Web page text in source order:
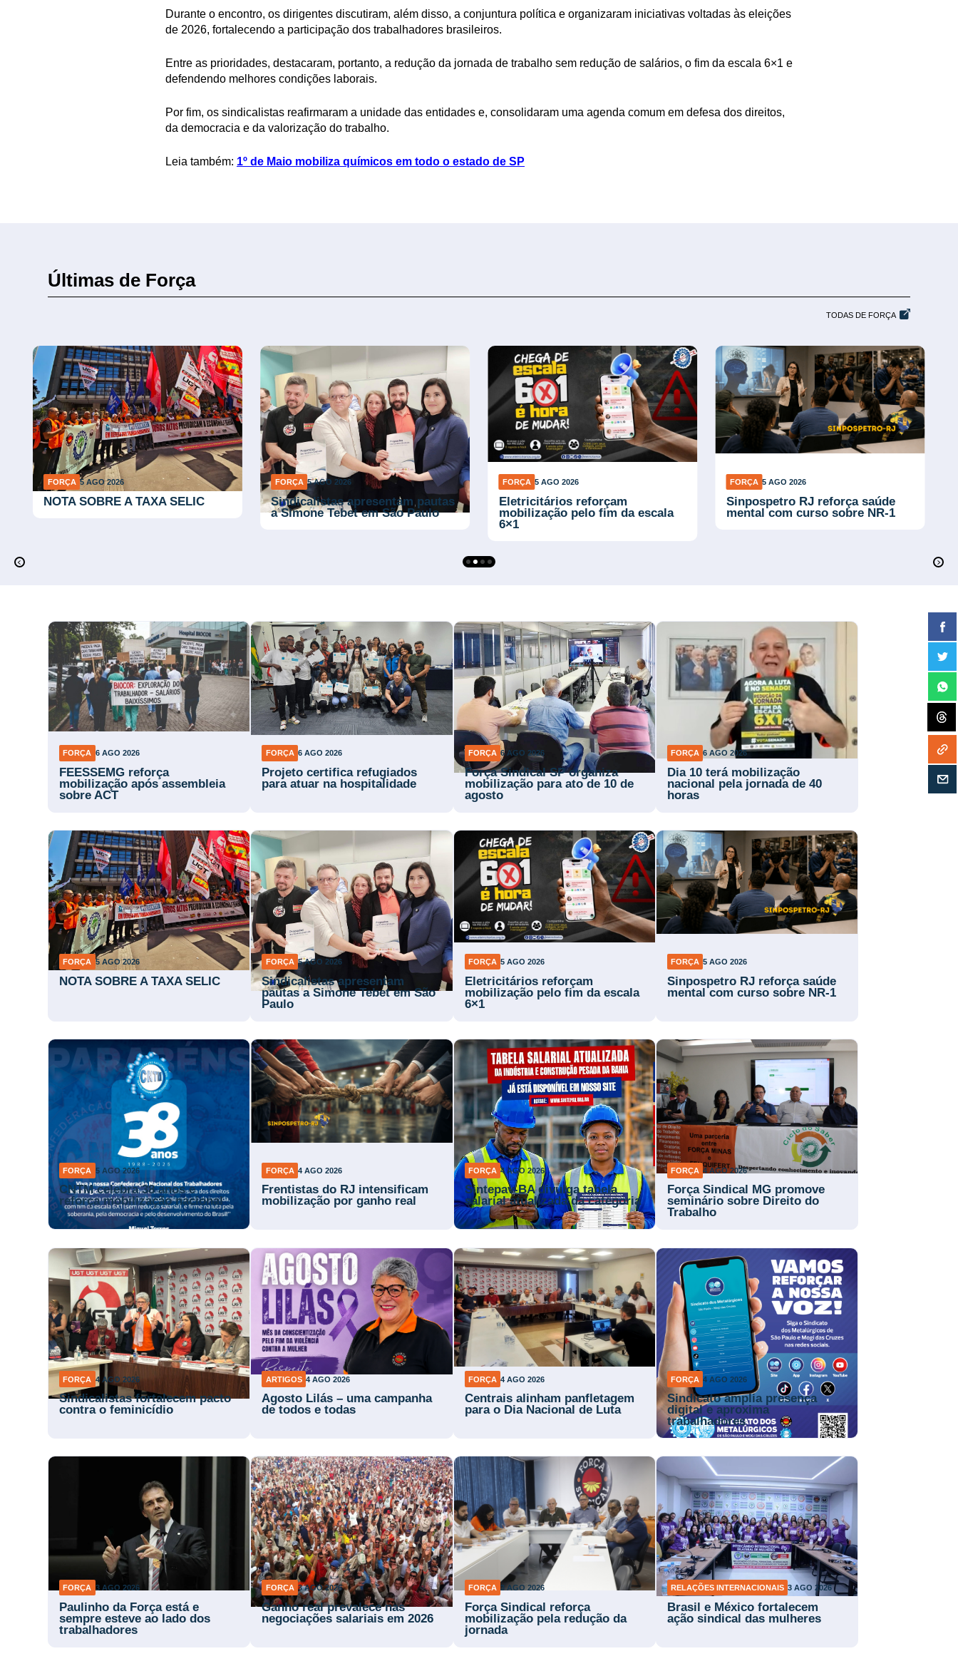
Durante o encontro, os dirigentes discutiram, além disso, a conjuntura política e organizaram iniciativas voltadas às eleições
de 2026, fortalecendo a participação dos trabalhadores brasileiros.
Entre as prioridades, destacaram, portanto, a redução da jornada de trabalho sem redução de salários, o fim da escala 6×1 e
defendendo melhores condições laborais.
Por fim, os sindicalistas reafirmaram a unidade das entidades e, consolidaram uma agenda comum em defesa dos direitos,
da democracia e da valorização do trabalho.
Leia também: 1º de Maio mobiliza químicos em todo o estado de SP
Últimas de Força
TODAS DE FORÇA
FORÇA 5 AGO 2026
NOTA SOBRE A TAXA SELIC
FORÇA 5 AGO 2026
Sindicalistas apresentam pautas
a Simone Tebet em São Paulo
FORÇA 5 AGO 2026
Eletricitários reforçam
mobilização pelo fim da escala
6×1
FORÇA 5 AGO 2026
Sinpospetro RJ reforça saúde
mental com curso sobre NR-1
FORÇA 6 AGO 2026
FEESSEMG reforça
mobilização após assembleia
sobre ACT
FORÇA 6 AGO 2026
Projeto certifica refugiados
para atuar na hospitalidade
FORÇA 6 AGO 2026
Força Sindical SP organiza
mobilização para ato de 10 de
agosto
FORÇA 6 AGO 2026
Dia 10 terá mobilização
nacional pela jornada de 40
horas
FORÇA 5 AGO 2026
NOTA SOBRE A TAXA SELIC
FORÇA 5 AGO 2026
Sindicalistas apresentam
pautas a Simone Tebet em São
Paulo
FORÇA 5 AGO 2026
Eletricitários reforçam
mobilização pelo fim da escala
6×1
FORÇA 5 AGO 2026
Sinpospetro RJ reforça saúde
mental com curso sobre NR-1
FORÇA 5 AGO 2026
CNTM celebra 38 anos e
reforça mobilização nacional
FORÇA 4 AGO 2026
Frentistas do RJ intensificam
mobilização por ganho real
FORÇA 4 AGO 2026
Sintepav-BA divulga tabela
salarial atualizada da categoria
FORÇA 4 AGO 2026
Força Sindical MG promove
seminário sobre Direito do
Trabalho
FORÇA 4 AGO 2026
Sindicalistas fortalecem pacto
contra o feminicídio
ARTIGOS 4 AGO 2026
Agosto Lilás – uma campanha
de todos e todas
FORÇA 4 AGO 2026
Centrais alinham panfletagem
para o Dia Nacional de Luta
FORÇA 4 AGO 2026
Sindicato amplia presença
digital e aproxima
trabalhadores
FORÇA 3 AGO 2026
Paulinho da Força está e
sempre esteve ao lado dos
trabalhadores
FORÇA 3 AGO 2026
Ganho real prevalece nas
negociações salariais em 2026
FORÇA 3 AGO 2026
Força Sindical reforça
mobilização pela redução da
jornada
RELAÇÕES INTERNACIONAIS 3 AGO 2026
Brasil e México fortalecem
ação sindical das mulheres